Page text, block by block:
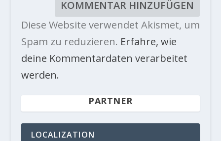
Diese Website verwendet Akismet, um
Spam zu reduzieren. Erfahre, wie
deine Kommentardaten verarbeitet
werden.
PARTNER
LOCALIZATION